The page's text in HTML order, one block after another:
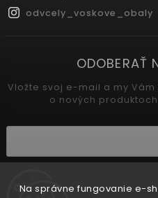
Na správne fungovanie e-
odvcely_voskove_obaly
ODOBERAŤ
Vložte svoj e-mail a my
o nových
podmienkami